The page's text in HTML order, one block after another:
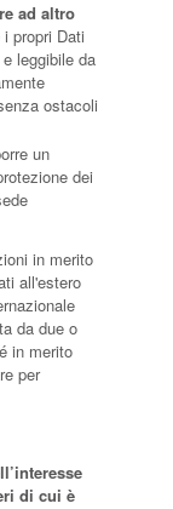
ad altro
i propri Dati
leggibile da
ostacoli
un
dei
in merito
all'estero
da due o
in merito
per
di cui è